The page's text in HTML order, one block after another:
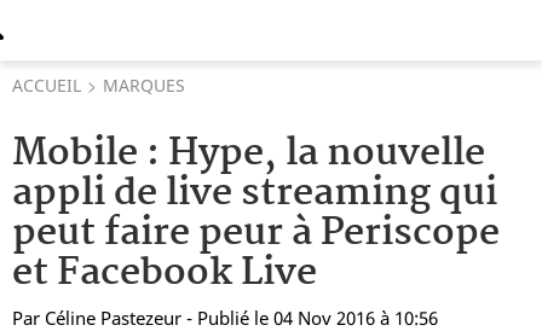
ACCUEIL MARQUES
Mobile : Hype, la nouvelle
appli de live streaming qui
peut faire peur à Periscope
et Facebook Live
Par Céline Pastezeur - Publié le 04 Nov 2016 à 10:56